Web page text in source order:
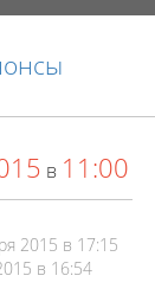
в 11:00
2015 в 17:15
в 16:54